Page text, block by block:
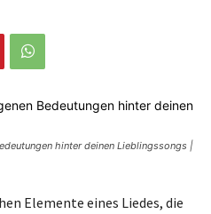
hinter deinen Lieblingssongs |
Elemente eines Liedes, die